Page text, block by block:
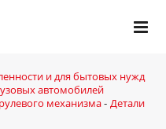
и для бытовых нужд
автомобилей
механизма - Детали